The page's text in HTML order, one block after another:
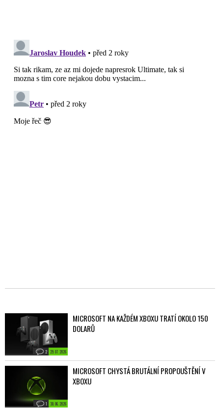
29. 07. 2026
2
MICROSOFT NA KAŽDÉM XBOXU TRATÍ OKOLO 150
DOLARŮ
30. 06. 2026
1
MICROSOFT CHYSTÁ BRUTÁLNÍ PROPOUŠTĚNÍ V
XBOXU